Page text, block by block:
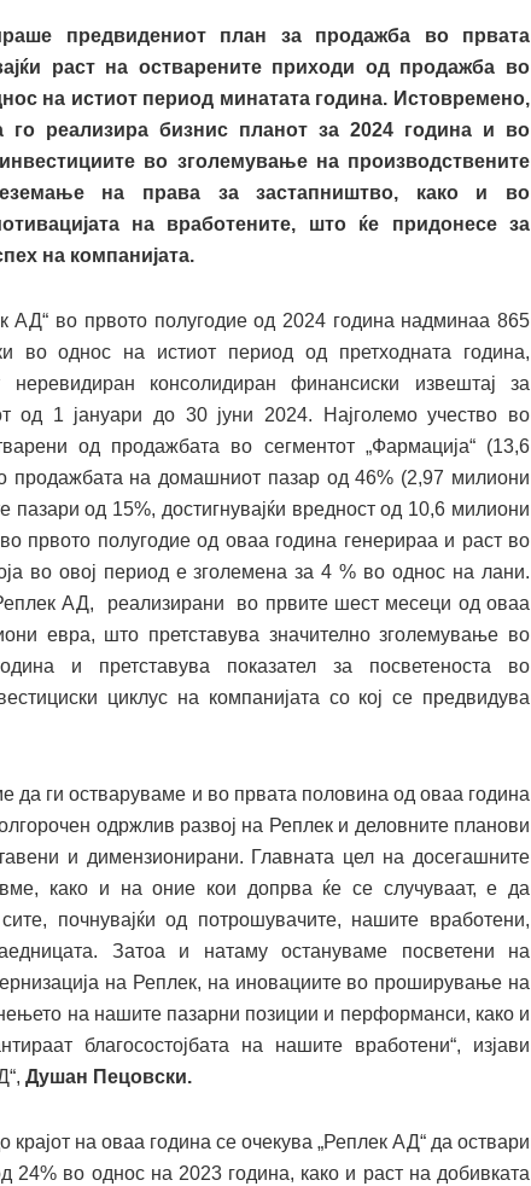
предвидениот план за продажба во првата
раст на остварените приходи од продажба во
на истиот период минатата година. Истовремено,
го реализира бизнис планот за 2024 година и во
во зголемување на производствените
на права за застапништво, како и во
на вработените, што ќе придонесе за
на компанијата.
АД“ во првото полугодие од 2024 година надминаа 865
во однос на истиот период од претходната година,
неревидиран консолидиран финансиски извештај за
од 1 јануари до 30 јуни 2024. Најголемо учество во
од продажбата во сегментот „Фармација“ (13,6
продажбата на домашниот пазар од 46% (2,97 милиони
пазари од 15%, достигнувајќи вредност од 10,6 милиони
првото полугодие од оваа година генерираа и раст во
во овој период е зголемена за 4 % во однос на лани.
АД, реализирани во првите шест месеци од оваа
евра, што претставува значително зголемување во
и претставува показател за посветеноста во
циклус на компанијата со кој се предвидува
да ги остваруваме и во првата половина од оваа година
одржлив развој на Реплек и деловните планови
и димензионирани. Главната цел на досегашните
како и на оние кои допрва ќе се случуваат, е да
почнувајќи од потрошувачите, нашите вработени,
Затоа и натаму остануваме посветени на
на Реплек, на иновациите во проширување на
на нашите пазарни позиции и перформанси, како и
благосостојбата на нашите вработени“, изјави
Душан Пецовски.
крајот на оваа година се очекува „Реплек АД“ да оствари
24% во однос на 2023 година, како и раст на добивката